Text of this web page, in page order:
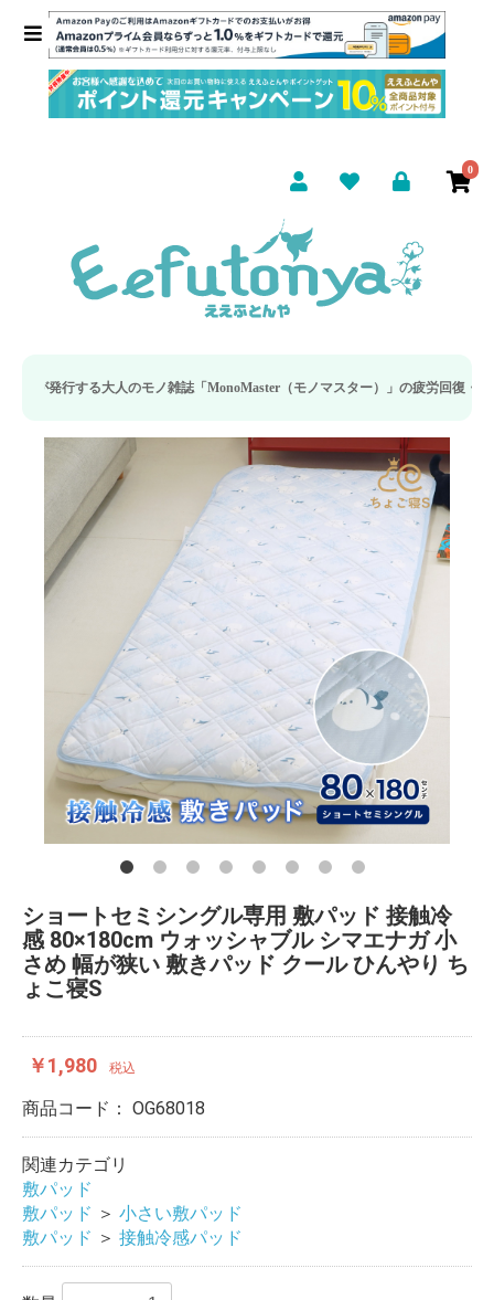
0
ノ雑誌「MonoMaster（モノマスター）」の疲労回復・睡眠の向上特集に当社の
ショートセミシングル専用 敷パッド 接触冷
感 80×180cm ウォッシャブル シマエナガ 小
さめ 幅が狭い 敷きパッド クール ひんやり ち
ょこ寝S
￥1,980 税込
商品コード： OG68018
関連カテゴリ
敷パッド
敷パッド ＞ 小さい敷パッド
敷パッド ＞ 接触冷感パッド